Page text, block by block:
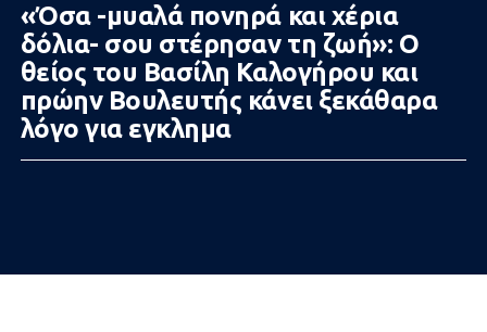
«Όσα -μυαλά πονηρά και χέρια
δόλια- σου στέρησαν τη ζωή»: Ο
θείος του Βασίλη Καλογήρου και
πρώην Βουλευτής κάνει ξεκάθαρα
λόγο για εγκλημα